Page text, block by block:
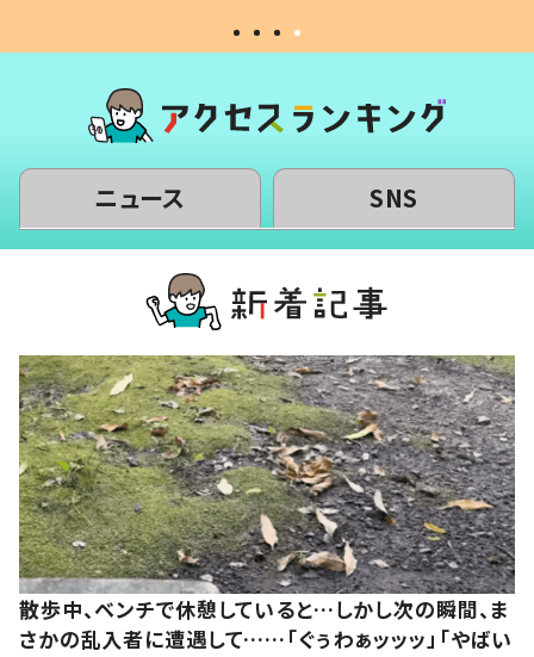
ニュース SNS
散歩中、ベンチで休憩していると…しかし次の瞬間、ま
さかの乱入者に遭遇して……「ぐぅわぁッッッ」「やばい